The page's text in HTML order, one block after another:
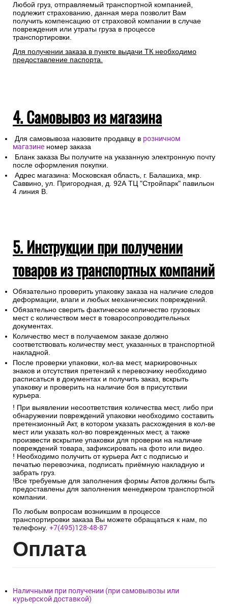
Любой груз, отправляемый транспортной компанией,
подлежит страхованию, данная мера позволит Вам
получить компенсацию от страховой компании в случае
повреждения или утраты груза в процессе
транспортировки.
Для получении заказа в пункте выдачи ТК необходимо
предоставление паспорта.
4. Самовывоз из магазина
Для самовывоза назовите продавцу в розничном
магазине номер заказа
Бланк заказа Вы получите на указанную электронную почту
после оформления покупки.
Адрес магазина: Московская область, г. Балашиха, мкр.
Саввино, ул. Пригородная, д. 92А ТЦ "Стройпарк" павильон
4 линия В.
5. Инструкции при получении
товаров из транспортных компаний
Обязательно проверить упаковку заказа на наличие следов
деформации, влаги и любых механических повреждений.
Обязательно сверить фактическое количество грузовых
мест с количеством мест в товаросопроводительных
документах.
Количество мест в получаемом заказе должно
соответствовать количеству мест, указанных в транспортной
накладной.
После проверки упаковки, кол-ва мест, маркировочных
знаков и отсутствия претензий к перевозчику необходимо
расписаться в документах и получить заказ, вскрыть
упаковку и проверить на наличие боя в присутствии
курьера.
! При выявлении несоответствия количества мест, либо при
обнаружении повреждений упаковки необходимо составить
претензионный Акт, в котором указать расхождения в кол-ве
мест или указать кол-во поврежденных мест, а также
произвести вскрытие упаковки для проверки на наличие
повреждений товара, зафиксировать на фото или видео.
! Необходимо получить от курьера Акт с подписью и
печатью перевозчика, подписать приёмную накладную и
забрать груз.
!Все требуемые для заполнения формы Актов должны быть
предоставлены для заполнения менеджером транспортной
компании.
По любым вопросам возникшим в процессе
транспортировки заказа Вы можете обращаться к нам, по
телефону. +7(495)128-48-87
Оплата
Наличными при получении (при самовывозы или
курьерской доставкой)